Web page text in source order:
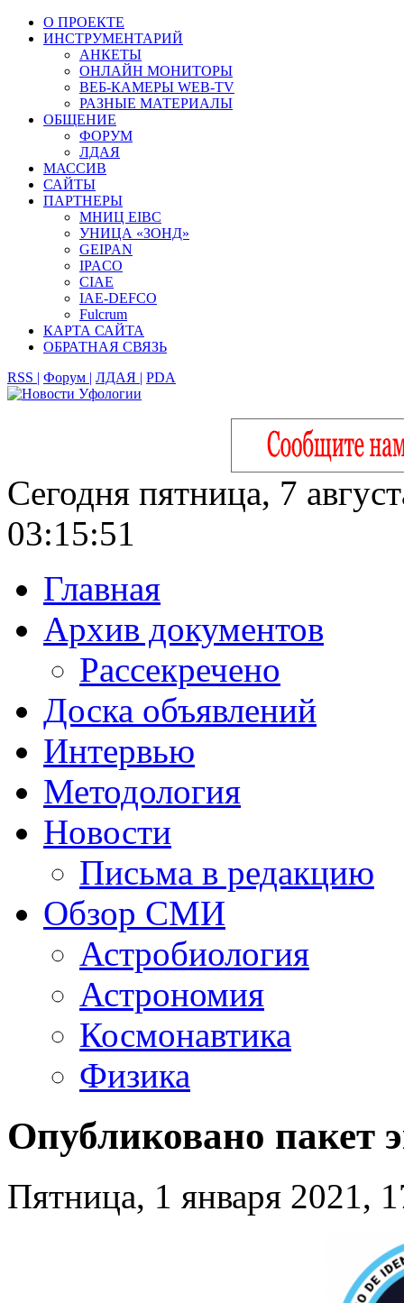
О ПРОЕКТЕ
ИНСТРУМЕНТАРИЙ
АНКЕТЫ
ОНЛАЙН МОНИТОРЫ
ВЕБ-КАМЕРЫ WEB-TV
РАЗНЫЕ МАТЕРИАЛЫ
ОБЩЕНИЕ
ФОРУМ
ЛДАЯ
МАССИВ
САЙТЫ
ПАРТНЕРЫ
МНИЦ EIBC
УНИЦА «ЗОНД»
GEIPAN
IPACO
CIAE
IAE-DEFCO
Fulcrum
КАРТА САЙТА
ОБРАТНАЯ СВЯЗЬ
RSS | Форум | ЛДАЯ | PDA
Сегодня пятница, 7
03:15:52
Главная
Архив документов
Рассекречено
Доска объявлений
Интервью
Методология
Новости
Письма в редакцию
Обзор СМИ
Астробиология
Астрономия
Космонавтика
Физика
Опубликовано пакет
Пятница, 1 января 2021,